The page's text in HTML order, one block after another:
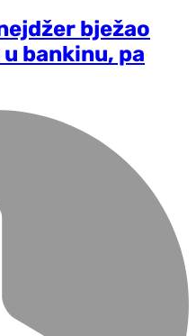
bježao
bankinu, pa